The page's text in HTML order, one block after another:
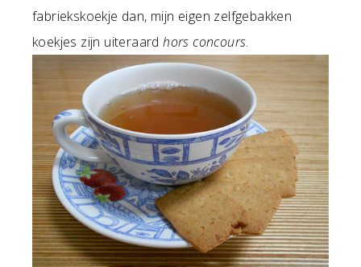
fabriekskoekje dan, mijn eigen zelfgebakken
koekjes zijn uiteraardhors concours.